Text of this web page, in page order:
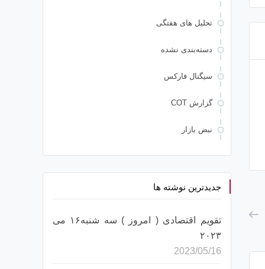
چشم‏‌انداز دلار در مه
تحلیل های هفتگی
دسته‌بندی نشده
سیگنال فارکس
گزارش COT
نبض بازار
جدیدترین نوشته ها
تقویم اقتصادی ( امروز ) سه شنبه۱۶ می
۲۰۲۳
2023/05/16